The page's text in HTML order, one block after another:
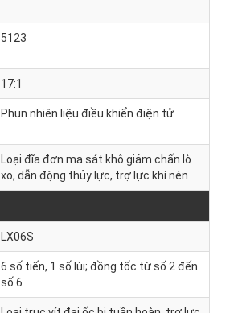
5123
17:1
Phun nhiên liệu điều khiển điện tử
Loại đĩa đơn ma sát khô giảm chấn lò
xo, dẫn động thủy lực, trợ lực khí nén
LX06S
6 số tiến, 1 số lùi; đồng tốc từ số 2 đến
số 6